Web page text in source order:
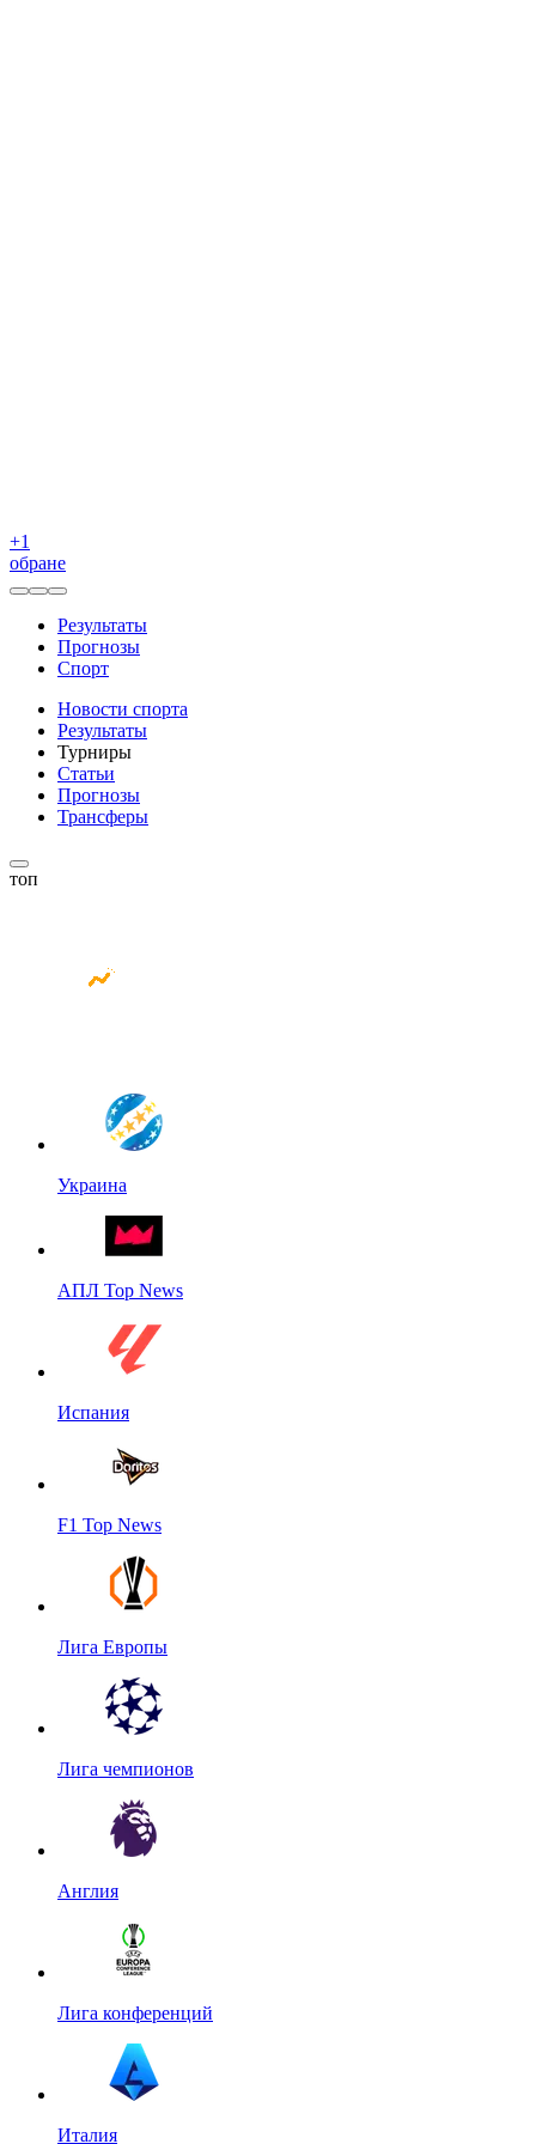
+1
обране
Результаты
Прогнозы
Спорт
Новости спорта
Результаты
Турниры
Статьи
Прогнозы
Трансферы
топ
Украина
АПЛ Top News
Испания
F1 Top News
Лига Европы
Лига чемпионов
Англия
Лига конференций
Италия